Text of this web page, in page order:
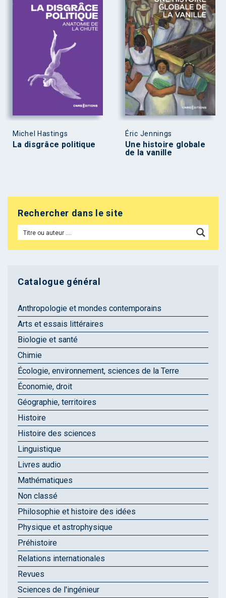
Michel Hastings
La disgrâce politique
Éric Jennings
Une histoire globale
de la vanille
Rechercher dans le site
Catalogue général
Anthropologie et mondes contemporains
Arts et essais littéraires
Biologie et santé
Chimie
Écologie, environnement, sciences de la Terre
Économie, droit
Géographie, territoires
Histoire
Histoire des sciences
Linguistique
Livres audio
Mathématiques
Non classé
Philosophie et histoire des idées
Physique et astrophysique
Préhistoire
Relations internationales
Revues
Sciences de l'ingénieur